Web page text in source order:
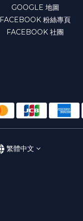
GOOGLE 地圖
FACEBOOK 粉絲專頁
FACEBOOK 社團
繁體中文